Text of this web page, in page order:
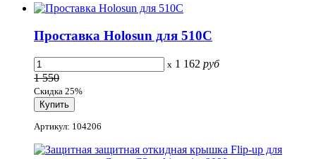
Проставка Holosun для 510C
x 1 162 руб
1 550
Скидка 25%
Артикул: 104206